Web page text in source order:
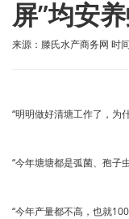
屏”均安
来源：滕氏水产商务网 时
“明明做好清塘工作了，为
“今年塘塘都是弧菌、孢子
“今年产量都不高，也就